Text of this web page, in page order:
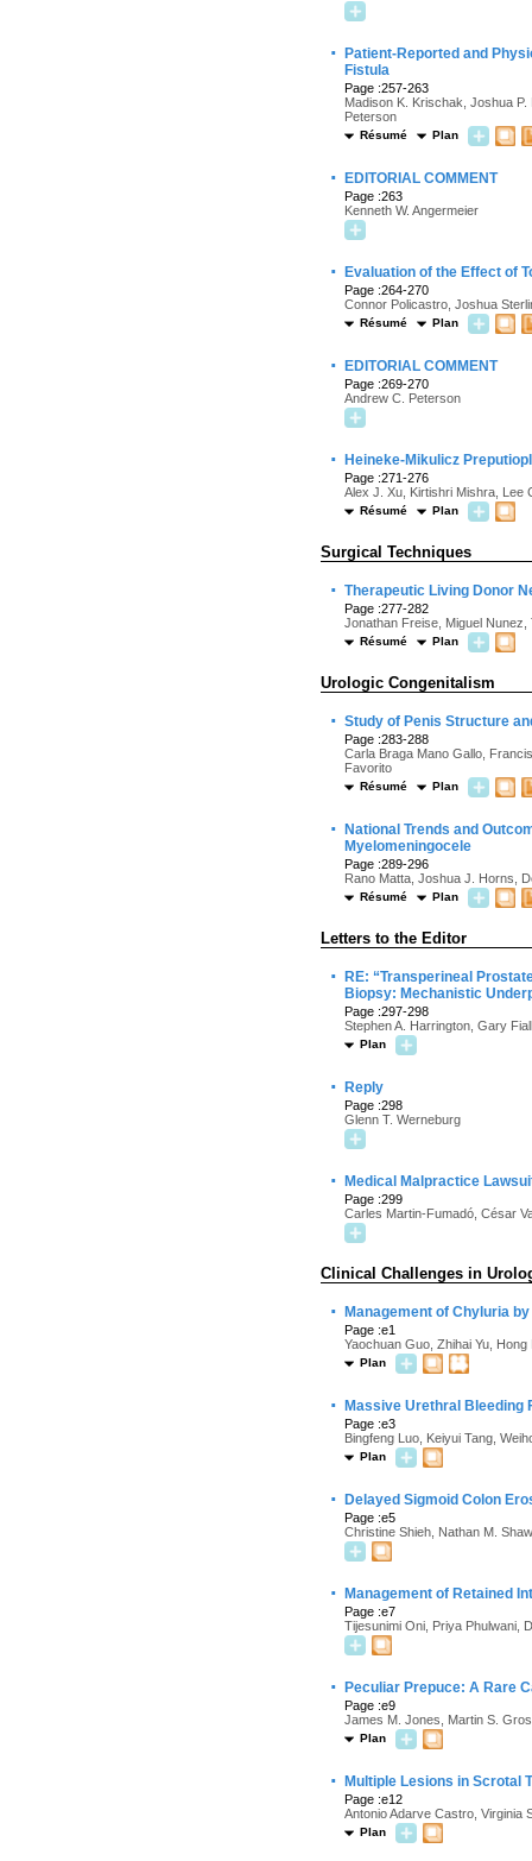
·
Patient-Reported and
Fistula
Page :257-263
Madison K. Krischak, Joshua
Peterson
Résumé Plan
· EDITORIAL COMMENT
Page :263
Kenneth W. Angermeier
· Evaluation of the Effect of
Page :264-270
Connor Policastro, Joshua
Résumé Plan
· EDITORIAL COMMENT
Page :269-270
Andrew C. Peterson
· Heineke-Mikulicz
Page :271-276
Alex J. Xu, Kirtishri Mishra, Lee
Résumé Plan
Surgical Techniques
· Therapeutic Living Donor
Page :277-282
Jonathan Freise, Miguel
Résumé Plan
Urologic Congenitalism
· Study of Penis Structure
Page :283-288
Carla Braga Mano Gallo,
Favorito
Résumé Plan
·
National Trends and
Myelomeningocele
Page :289-296
Rano Matta, Joshua J. Horns,
Résumé Plan
Letters to the Editor
·
RE: “Transperineal
Biopsy: Mechanistic
Page :297-298
Stephen A. Harrington, Gary
Plan
· Reply
Page :298
Glenn T. Werneburg
· Medical Malpractice
Page :299
Carles Martin-Fumadó, César
Clinical Challenges in
· Management of Chyluria
Page :e1
Yaochuan Guo, Zhihai Yu, Hong
Plan
· Massive Urethral Bleeding
Page :e3
Bingfeng Luo, Keiyui Tang,
Plan
· Delayed Sigmoid Colon
Page :e5
Christine Shieh, Nathan M.
· Management of Retained
Page :e7
Tijesunimi Oni, Priya Phulwani,
· Peculiar Prepuce: A Rare
Page :e9
James M. Jones, Martin S.
Plan
· Multiple Lesions in Scrotal
Page :e12
Antonio Adarve Castro, Virginia
Plan